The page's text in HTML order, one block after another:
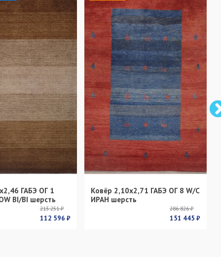
ГАБЭ ОГ 1
BI/BI шерсть
213 251 ₽
112 596 ₽
Ковёр 2,10х2,71 ГАБЭ ОГ 8 W/C
ИРАН шерсть
286 826 ₽
151 445 ₽